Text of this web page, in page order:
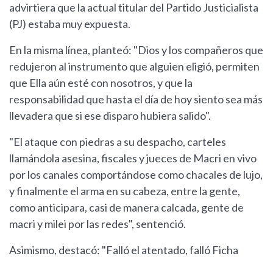
advirtiera que la actual titular del Partido Justicialista
(PJ) estaba muy expuesta.
En la misma línea, planteó: "Dios y los compañeros que
redujeron al instrumento que alguien eligió, permiten
que Ella aún esté con nosotros, y que la
responsabilidad que hasta el día de hoy siento sea más
llevadera que si ese disparo hubiera salido".
"El ataque con piedras a su despacho, carteles
llamándola asesina, fiscales y jueces de Macri en vivo
por los canales comportándose como chacales de lujo,
y finalmente el arma en su cabeza, entre la gente,
como anticipara, casi de manera calcada, gente de
macri y milei por las redes", sentenció.
Asimismo, destacó: "Falló el atentado, falló Ficha